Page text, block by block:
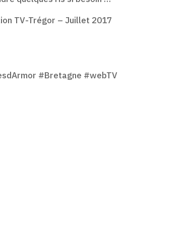
TV-Trégor – Juillet 2017
#Bretagne #webTV